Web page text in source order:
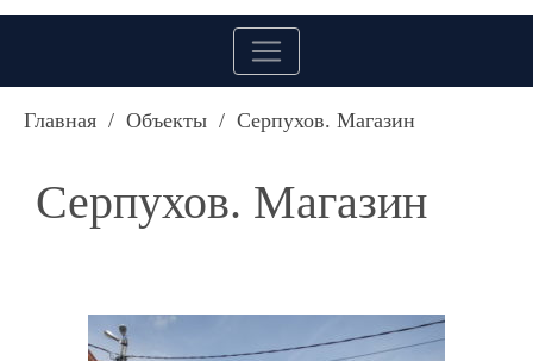
Главная / Объекты / Серпухов. Магазин
Серпухов. Магазин